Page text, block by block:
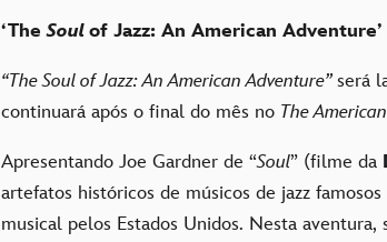
‘TheSoul of Jazz: An American Adventure’
“The Soul of Jazz: An American Adventure” será
continuará após o final do mês no The
Apresentando Joe Gardner de “Soul” (filme da
artefatos históricos de músicos de jazz
musical pelos Estados Unidos. Nesta